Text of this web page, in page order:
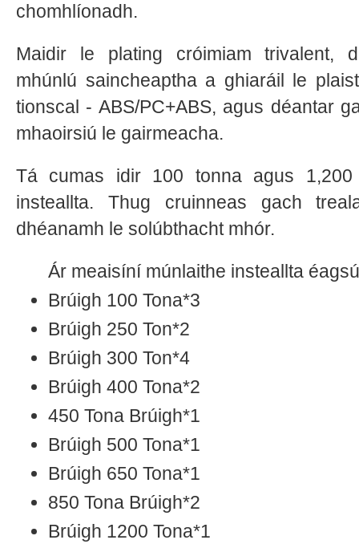
chomhlíonadh.
Maidir le plating cróimiam trivalent,
mhúnlú saincheaptha a ghiaráil le
tionscal - ABS/PC+ABS, agus déantar
mhaoirsiú le gairmeacha.
Tá cumas idir 100 tonna agus
insteallta. Thug cruinneas gach
dhéanamh le solúbthacht mhór.
Ár meaisíní múnlaithe insteallta
Brúigh 100 Tona*3
Brúigh 250 Ton*2
Brúigh 300 Ton*4
Brúigh 400 Tona*2
450 Tona Brúigh*1
Brúigh 500 Tona*1
Brúigh 650 Tona*1
850 Tona Brúigh*2
Brúigh 1200 Tona*1